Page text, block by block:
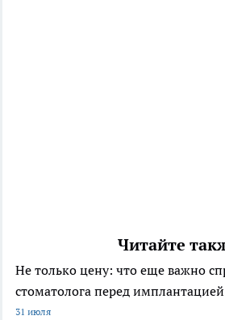
Читайте
Не только цену: что еще важно
стоматолога перед имплантацией
31 июля